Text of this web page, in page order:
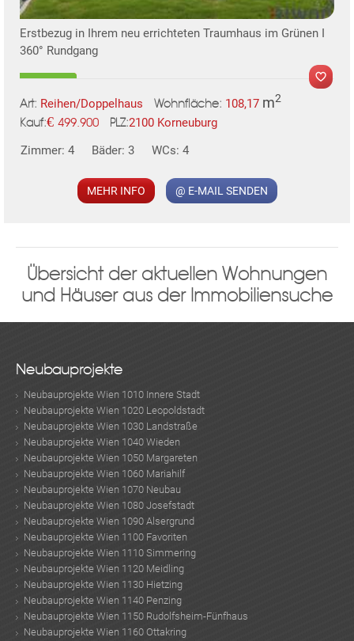
KLIS
Erstbezug in Ihrem neu errichteten Traumhaus im Grünen I
360° Rundgang
Art: Reihen/Doppelhaus Wohnfläche: 108,17 m2
Kauf:€ 499.900 PLZ:2100 Korneuburg
Zimmer: 4
Bäder: 3 WCs: 4
MEHR INFO @ E-MAIL SENDEN
Übersicht der aktuellen Wohnungen
und Häuser aus der Immobiliensuche
Neubauprojekte
Neubauprojekte Wien 1010 Innere Stadt
Neubauprojekte Wien 1020 Leopoldstadt
Neubauprojekte Wien 1030 Landstraße
Neubauprojekte Wien 1040 Wieden
Neubauprojekte Wien 1050 Margareten
Neubauprojekte Wien 1060 Mariahilf
Neubauprojekte Wien 1070 Neubau
Neubauprojekte Wien 1080 Josefstadt
Neubauprojekte Wien 1090 Alsergrund
Neubauprojekte Wien 1100 Favoriten
Neubauprojekte Wien 1110 Simmering
Neubauprojekte Wien 1120 Meidling
Neubauprojekte Wien 1130 Hietzing
Neubauprojekte Wien 1140 Penzing
Neubauprojekte Wien 1150 Rudolfsheim-Fünfhaus
Neubauprojekte Wien 1160 Ottakring